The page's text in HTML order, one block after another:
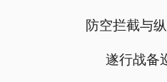
防空拦截与
遂行战备